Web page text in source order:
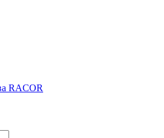
RACOR